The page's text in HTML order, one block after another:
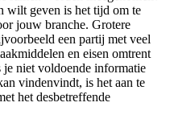
wilt geven is het tijd om te
jouw branche. Grotere
een partij met veel
en eisen omtrent
niet voldoende informatie
vindenvindt, is het aan te
het desbetreffende